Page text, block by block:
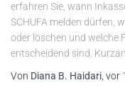
erfahren Sie, wann
SCHUFA melden dürfen,
oder löschen und welche
entscheidend sind.
Von Diana B. Haidari, vor